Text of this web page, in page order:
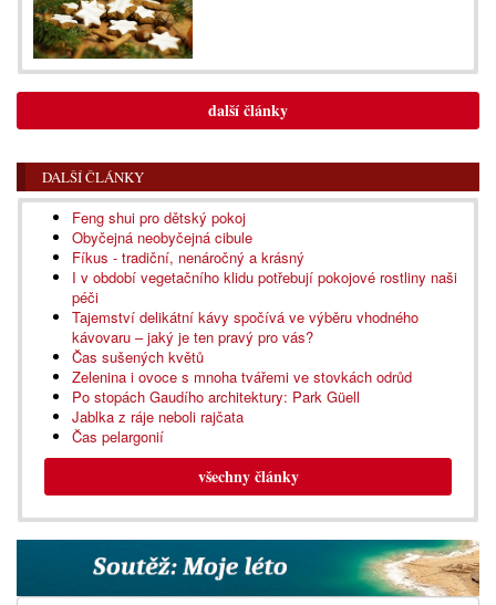
další články
DALŠÍ ČLÁNKY
Feng shui pro dětský pokoj
Obyčejná neobyčejná cibule
Fíkus - tradiční, nenáročný a krásný
I v období vegetačního klidu potřebují pokojové rostliny naši
péči
Tajemství delikátní kávy spočívá ve výběru vhodného
kávovaru – jaký je ten pravý pro vás?
Čas sušených květů
Zelenina i ovoce s mnoha tvářemi ve stovkách odrůd
Po stopách Gaudího architektury: Park Güell
Jablka z ráje neboli rajčata
Čas pelargonií
všechny články